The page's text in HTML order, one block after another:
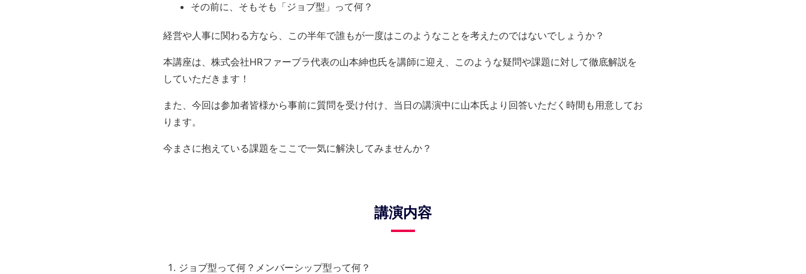
その前に、そもそも「ジョブ型」って何？
経営や人事に関わる方なら、この半年で誰もが一度はこのようなことを考えたのではないでしょうか？
本講座は、株式会社HRファーブラ代表の山本紳也氏を講師に迎え、このような疑問や課題に対して徹底解説を
していただきます！
また、今回は参加者皆様から事前に質問を受け付け、当日の講演中に山本氏より回答いただく時間も用意してお
ります。
今まさに抱えている課題をここで一気に解決してみませんか？
講演内容
ジョブ型って何？メンバーシップ型って何？